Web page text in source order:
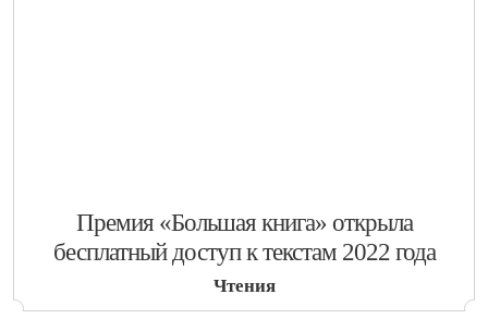
​Премия «Большая книга» открыла
бесплатный доступ к текстам 2022 года
Чтения